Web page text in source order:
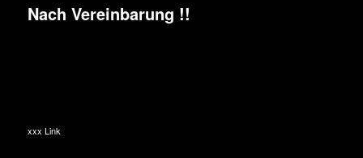
Nach Vereinbarung !!
xxx Link